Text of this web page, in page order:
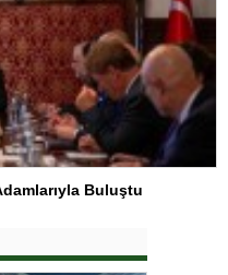
Buluştu